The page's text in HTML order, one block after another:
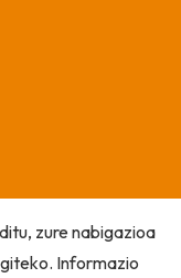
zure nabigazioa
Informazio